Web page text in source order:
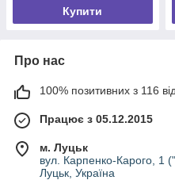
Купити
Про нас
100% позитивних з 116
Працює з 05.12.2015
м. Луцьк
вул. Карпенко-Карого, 1
Луцьк, Україна